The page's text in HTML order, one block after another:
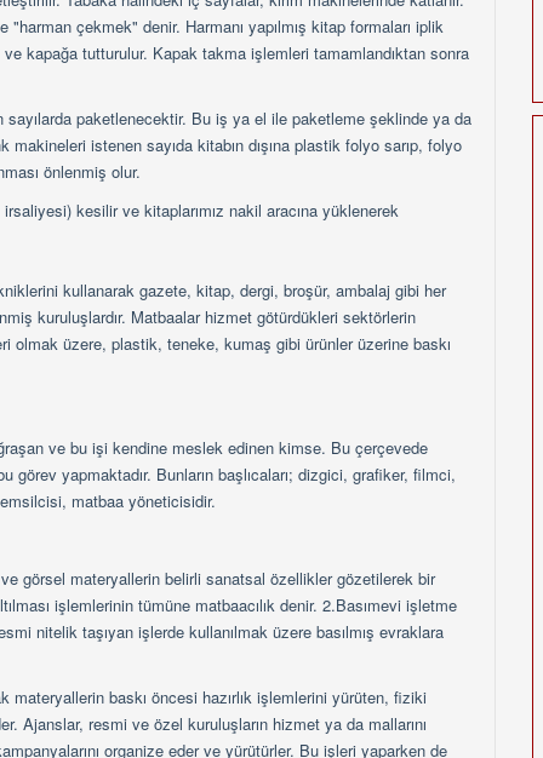
"harman çekmek" denir. Harmanı yapılmış kitap formaları iplik
kapağa tutturulur. Kapak takma işlemleri tamamlandıktan sonra
paketlenecektir. Bu iş ya el ile paketleme şeklinde ya da
istenen sayıda kitabın dışına plastik folyo sarıp, folyo
önlenmiş olur.
kesilir ve kitaplarımız nakil aracına yüklenerek
kullanarak gazete, kitap, dergi, broşür, ambalaj gibi her
kuruluşlardır. Matbaalar hizmet götürdükleri sektörlerin
olmak üzere, plastik, teneke, kumaş gibi ürünler üzerine baskı
ve bu işi kendine meslek edinen kimse. Bu çerçevede
görev yapmaktadır. Bunların başlıcaları; dizgici, grafiker, filmci,
matbaa yöneticisidir.
ve görsel materyallerin belirli sanatsal özellikler gözetilerek bir
işlemlerinin tümüne matbaacılık denir. 2.Basımevi işletme
nitelik taşıyan işlerde kullanılmak üzere basılmış evraklara
materyallerin baskı öncesi hazırlık işlemlerini yürüten, fiziki
Ajanslar, resmi ve özel kuruluşların hizmet ya da mallarını
organize eder ve yürütürler. Bu işleri yaparken de